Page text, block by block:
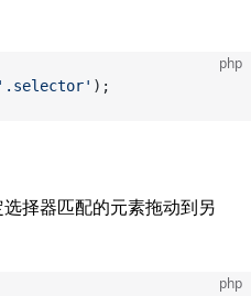
php
'.selector' );
择器匹配的元素拖动到另
php